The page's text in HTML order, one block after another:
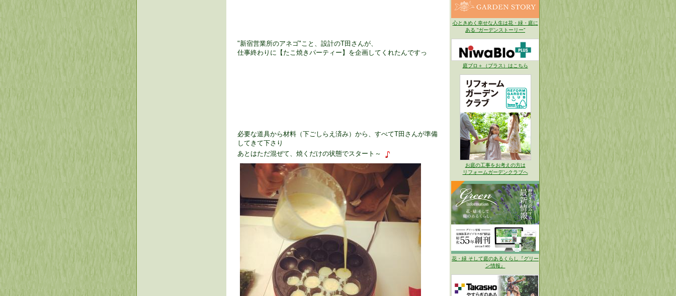
"新宿営業所のアネゴ"こと、設計のT田さんが、
仕事終わりに【たこ焼きパーティー】を企画してくれたんですっ
必要な道具から材料（下ごしらえ済み）から、すべてT田さんが準備
してきて下さり
あとはただ混ぜて、焼くだけの状態でスタート～
心ときめく幸せな人生は花・緑・庭に
ある “ガーデンストーリー”
庭ブロ＋（プラス）はこちら
お庭の工事をお考えの方は
リフォームガーデンクラブへ
花・緑 そして庭のあるくらし『グリー
ン情報』